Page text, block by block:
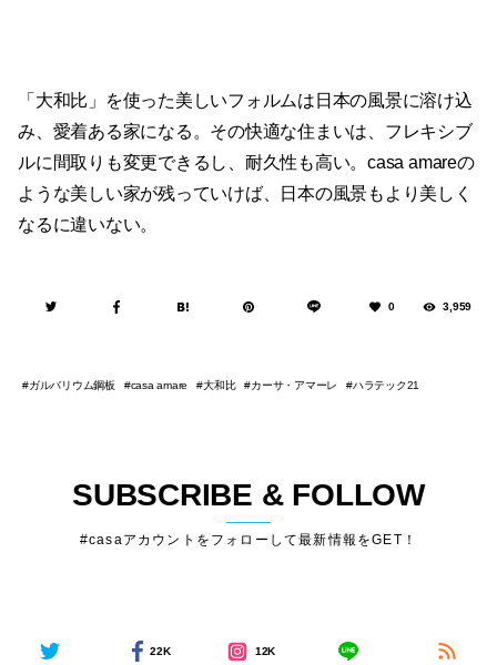
「大和比」を使った美しいフォルムは日本の風景に溶け込
み、愛着ある家になる。その快適な住まいは、フレキシブ
ルに間取りも変更できるし、耐久性も高い。casa amareの
ような美しい家が残っていけば、日本の風景もより美しく
なるに違いない。
0 3,959
ガルバリウム鋼板 casa amare 大和比 カーサ・アマーレ ハラテック21
SUBSCRIBE & FOLLOW
#casaアカウントをフォローして最新情報をGET！
22K 12K